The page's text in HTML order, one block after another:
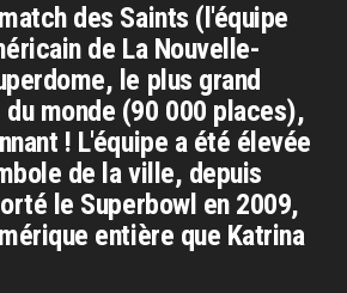
des Saints (l'équipe
de La Nouvelle-
le plus grand
monde (90 000 places),
! L'équipe a été élevée
de la ville, depuis
le Superbowl en 2009,
entière que Katrina